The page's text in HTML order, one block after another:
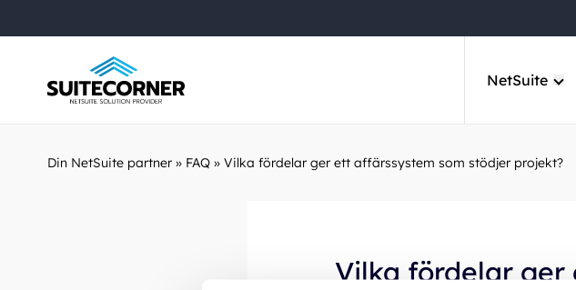
NetSuite
Din NetSuite partner » FAQ » Vilka fördelar ger ett affärssystem som stödjer projekt?
Vilka fördelar ger